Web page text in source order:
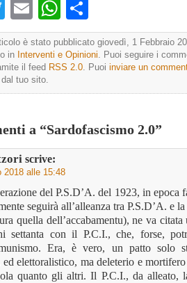
TwitterEmailWhatsApp
è stato pubblicato giovedì, 1 Febbraio
in Interventi e Opinioni . Puoi seguire i
il feed RSS 2.0 . Puoi inviare un
dal tuo sito.
a “Sardofascismo 2.0”
scrive:
2018 alle 15:48
del P.S.D’A. del 1923, in epoca
seguirà all’alleanza tra P.S.D’A. e
quella dell’accabamentu), ne va citata
settanta con il P.C.I., che, forse,
Era, è vero, un patto solo
ed elettoralistico, ma deleterio e
quanto gli altri. Il P.C.I., da alleato,